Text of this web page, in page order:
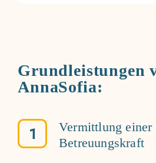
Grundleistungen
AnnaSofia:
Vermittlung einer
Betreuungskraft